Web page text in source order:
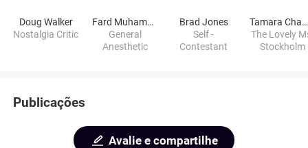
Doug Walker
Nostalgia Critic
Fard Muhammad
General
Anesthetic
Brad Jones
Self -
Contestant
Tamara Chambers
The Lovely
Stockholm
Publicações
Avalie e compartilhe